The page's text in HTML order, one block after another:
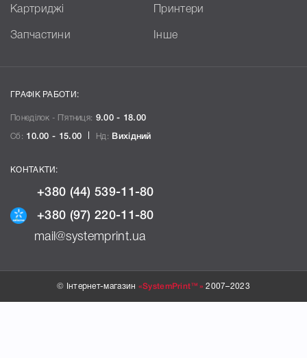
Картриджі Принтери
Запчастини Інше
ГРАФІК РАБОТИ:
Понеділок - П`ятниця: 9.00 - 18.00
Сб: 10.00 - 15.00 Нд: Вихідний
КОНТАКТИ:
+380 (44) 539-11-80
+380 (97) 220-11-80
mail@systemprint.ua
© Інтернет-магазин «SystemPrint™» 2007–2023